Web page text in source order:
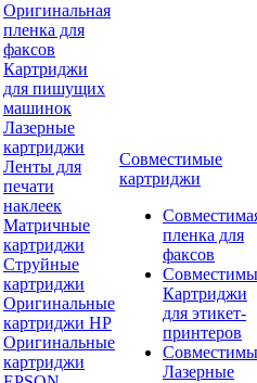
Оригинальная
пленка для
факсов
Картриджи
для пишущих
машинок
Лазерные
картриджи
Ленты для
печати
наклеек
Матричные
картриджи
Струйные
картриджи
Оригинальные
картриджи HP
Оригинальные
картриджи
Совместимые
картриджи
пленка для
факсов
Картриджи
для этикет-
принтеров
Лазерные